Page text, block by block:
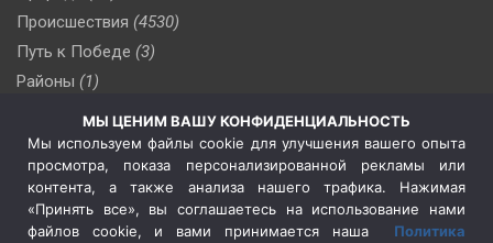
Происшествия (4530)
Путь к Победе (3)
Районы (1)
(510)
Сельское хозяйство (3)
Социальная политика
(3)
Спецоперация в Украине
Спецоперация на Украине
(404)
МЫ ЦЕНИМ ВАШУ КОНФИДЕНЦИАЛЬНОСТЬ
Мы используем файлы cookie для улучшения вашего опыта
просмотра, показа персонализированной рекламы или
контента, а также анализа нашего трафика. Нажимая
«Принять все», вы соглашаетесь на использование нами
файлов cookie, и вами принимается наша Политика